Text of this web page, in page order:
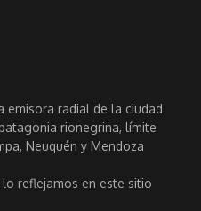
emisora radial de la ciudad
rionegrina, límite
Neuquén y Mendoza
reflejamos en este sitio